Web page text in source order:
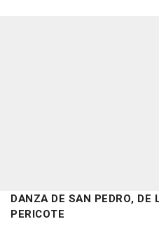
DANZA DE SAN PEDRO, DE
PERICOTE